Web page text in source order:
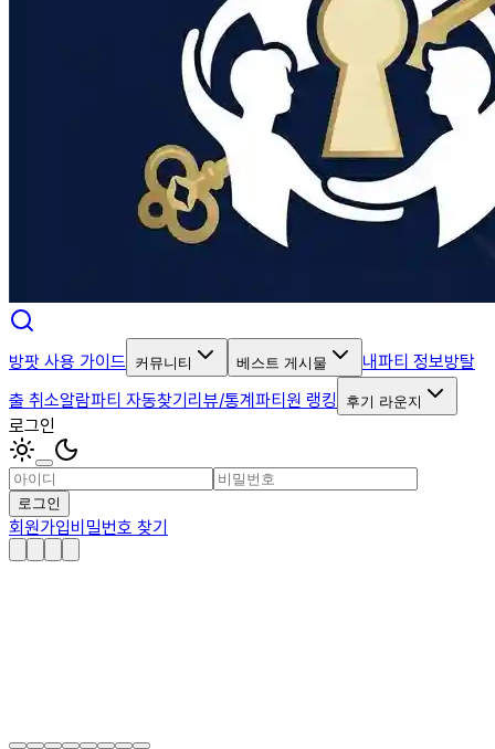
방팟 사용 가이드 커뮤니티 베스트 게시물 내파티 정보방탈
출 취소알람파티 자동찾기리뷰/통계파티원 랭킹 후기 라운지
로그인
로그인
회원가입비밀번호 찾기